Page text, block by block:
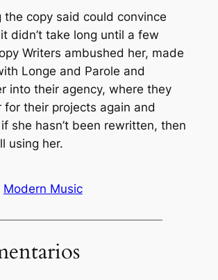
the copy said could convince
didn’t take long until a few
Writers ambushed her, made
Longe and Parole and
into their agency, where they
for their projects again and
she hasn’t been rewritten, then
using her.
Modern Music